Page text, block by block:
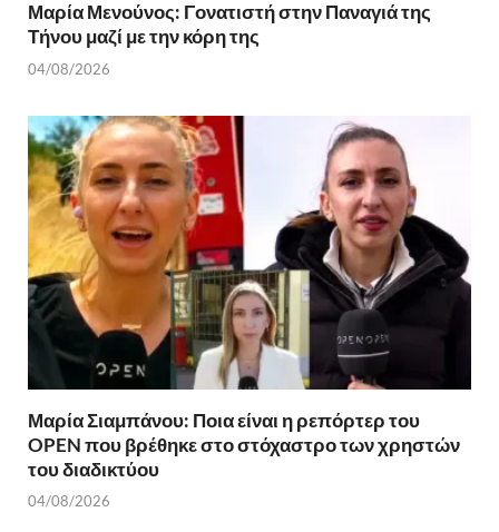
Μαρία Μενούνος: Γονατιστή στην Παναγιά της
Τήνου μαζί με την κόρη της
04/08/2026
Μαρία Σιαμπάνου: Ποια είναι η ρεπόρτερ του
OPEN που βρέθηκε στο στόχαστρο των χρηστών
του διαδικτύου
04/08/2026